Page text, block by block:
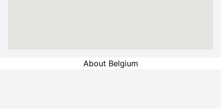
About Belgium